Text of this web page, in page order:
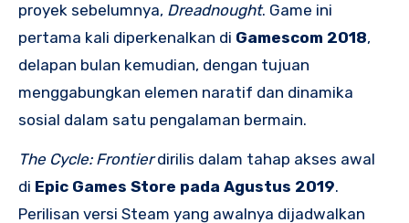
proyek sebelumnya, Dreadnought. Game ini
pertama kali diperkenalkan di Gamescom 2018,
delapan bulan kemudian, dengan tujuan
menggabungkan elemen naratif dan dinamika
sosial dalam satu pengalaman bermain.
The Cycle: Frontierdirilis dalam tahap akses awal
di Epic Games Store pada Agustus 2019.
Perilisan versi Steam yang awalnya dijadwalkan